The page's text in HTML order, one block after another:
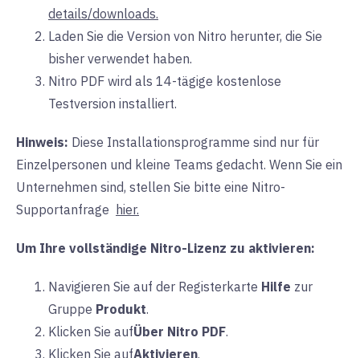
details/downloads.
Laden Sie die Version von Nitro herunter, die Sie
bisher verwendet haben.
Nitro PDF wird als 14-tägige kostenlose
Testversion installiert.
Hinweis: Diese Installationsprogramme sind nur für
Einzelpersonen und kleine Teams gedacht. Wenn Sie ein
Unternehmen sind, stellen Sie bitte eine Nitro-
Supportanfrage hier.
Um Ihre vollständige Nitro-Lizenz zu aktivieren:
Navigieren Sie auf der Registerkarte Hilfe zur
Gruppe Produkt.
Klicken Sie aufÜber Nitro PDF.
Klicken Sie aufAktivieren.